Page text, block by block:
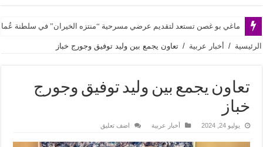
ماغي بو غصن تستعد لتقديم عرضي مسرحية “منتزه الخيران” في سلطنة
الرئيسية / أخبار عربية / تعاون يجمع بين وليد توفيق وجورج خباز
تعاون يجمع بين وليد توفيق وجورج
خباز
يوليو 24, 2024 أخبار عربية اضف تعليق